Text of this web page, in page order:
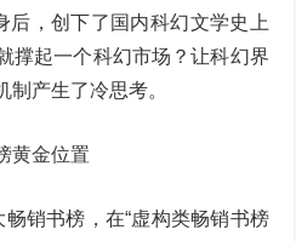
后，创下了国内科幻文学史上
撑起一个科幻市场？让科幻界
产生了冷思考。
黄金位置
销书榜，在“虚构类畅销书榜